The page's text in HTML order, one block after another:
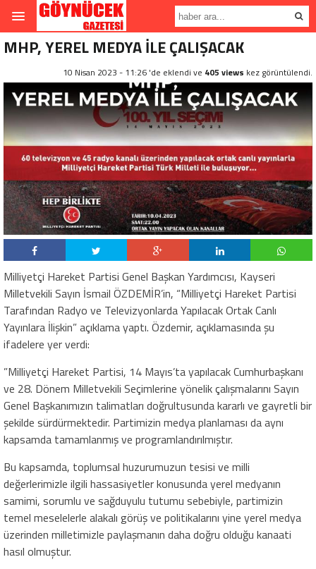
MHP, YEREL MEDYA İLE ÇALIŞACAK
10 Nisan 2023 - 11:26 'de eklendi ve 405 views kez görüntülendi.
Milliyetçi Hareket Partisi Genel Başkan Yardımcısı, Kayseri
Milletvekili Sayın İsmail ÖZDEMİR’in, “Milliyetçi Hareket Partisi
Tarafından Radyo ve Televizyonlarda Yapılacak Ortak Canlı
Yayınlara İlişkin” açıklama yaptı. Özdemir, açıklamasında şu
ifadelere yer verdi:
”Milliyetçi Hareket Partisi, 14 Mayıs’ta yapılacak Cumhurbaşkanı
ve 28. Dönem Milletvekili Seçimlerine yönelik çalışmalarını Sayın
Genel Başkanımızın talimatları doğrultusunda kararlı ve gayretli bir
şekilde sürdürmektedir. Partimizin medya planlaması da aynı
kapsamda tamamlanmış ve programlandırılmıştır.
Bu kapsamda, toplumsal huzurumuzun tesisi ve milli
değerlerimizle ilgili hassasiyetler konusunda yerel medyanın
samimi, sorumlu ve sağduyulu tutumu sebebiyle, partimizin
temel meselelerle alakalı görüş ve politikalarını yine yerel medya
üzerinden milletimizle paylaşmanın daha doğru olduğu kanaati
hasıl olmuştur.